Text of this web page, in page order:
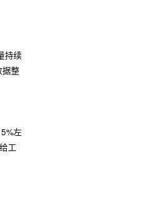
持续
据整
左
工